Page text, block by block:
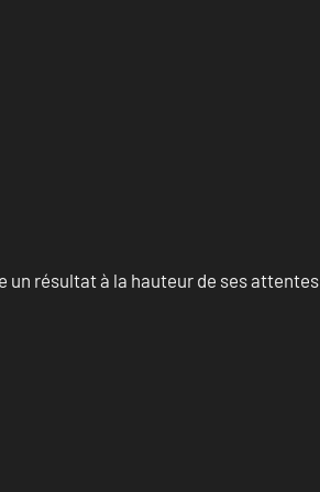
résultat à la hauteur de ses attentes